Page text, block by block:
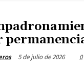
5 de julio de 2026 0